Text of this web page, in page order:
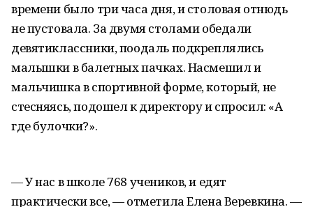
времени было три часа дня, и столовая отнюдь
не пустовала. За двумя столами обедали
девятиклассники, поодаль подкреплялись
малышки в балетных пачках. Насмешил и
мальчишка в спортивной форме, который, не
стесняясь, подошел к директору и спросил: «А
где булочки?».
— У нас в школе 768 учеников, и едят
практически все, — отметила Елена Веревкина. —